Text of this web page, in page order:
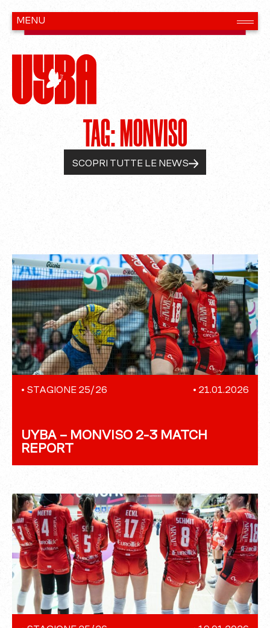
TAG: MONVISO
SCOPRI TUTTE LE NEWS
• STAGIONE 25/26 • 21.01.2026
UYBA – MONVISO 2-3 MATCH
REPORT